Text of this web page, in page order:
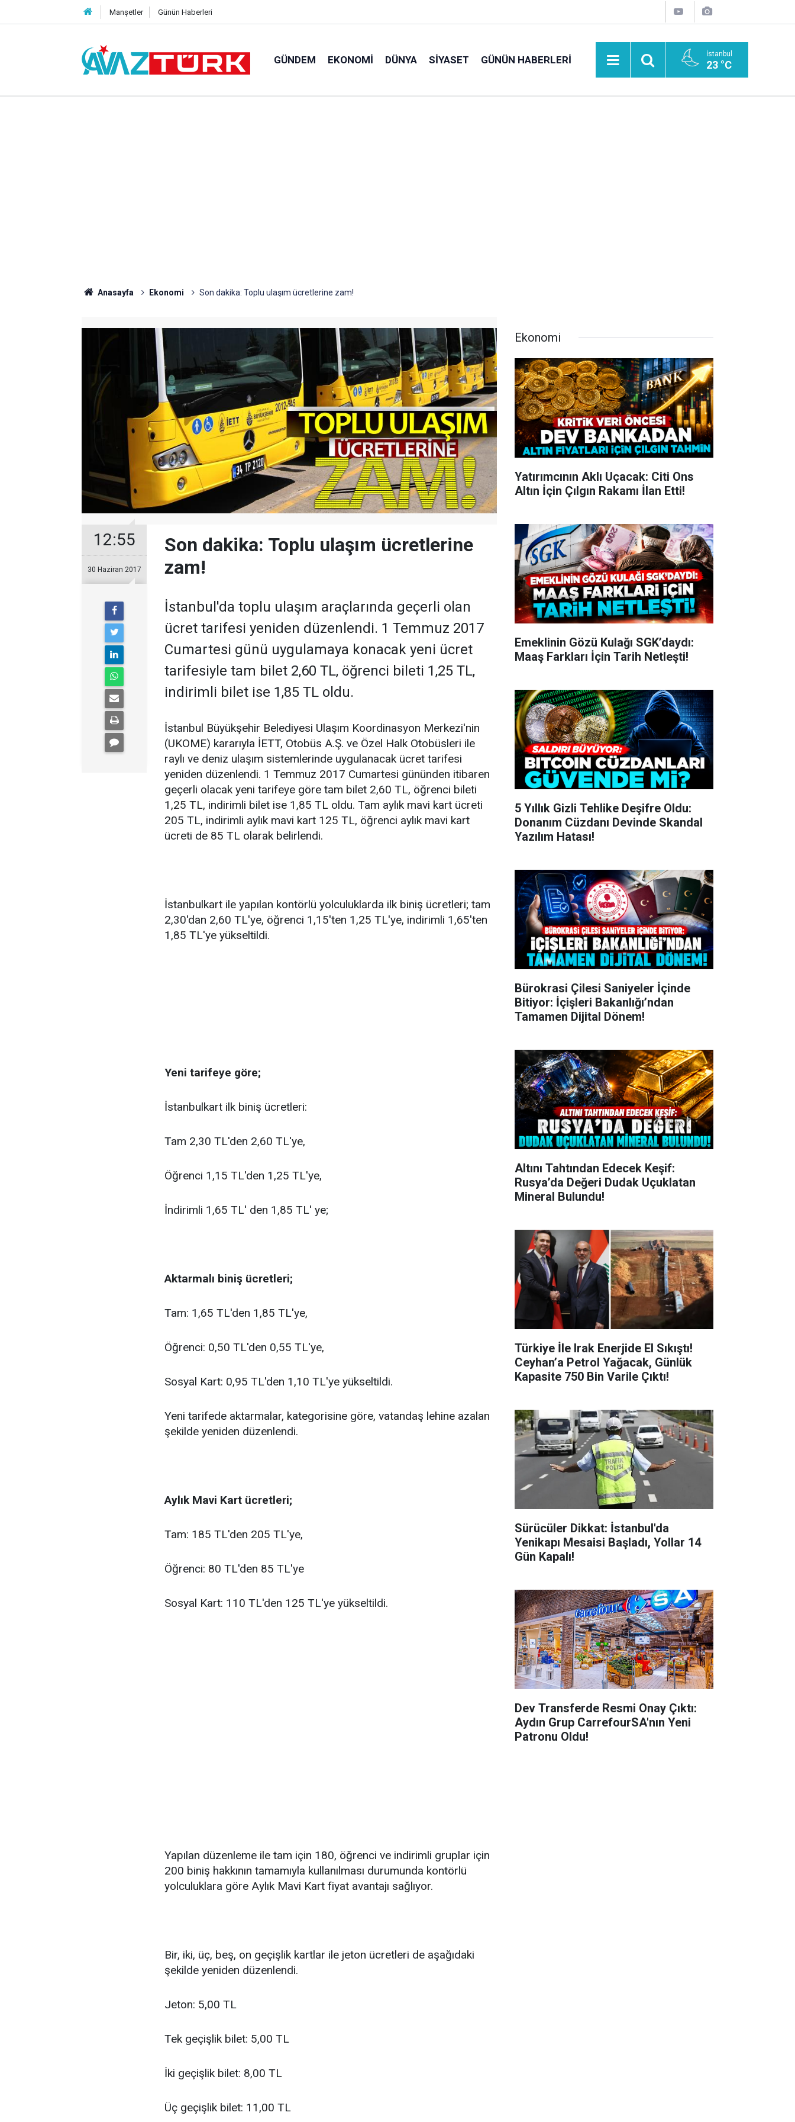
Manşetler Günün Haberleri
GÜNDEM EKONOMI DÜNYA SIYASET GÜNÜN HABERLERI İstanbul
23 °C
Anasayfa Ekonomi Son dakika: Toplu ulaşım ücretlerine zam!
12:55
30 Haziran 2017
Son dakika: Toplu ulaşım ücretlerine
zam!
İstanbul'da toplu ulaşım araçlarında geçerli olan
ücret tarifesi yeniden düzenlendi. 1 Temmuz 2017
Cumartesi günü uygulamaya konacak yeni ücret
tarifesiyle tam bilet 2,60 TL, öğrenci bileti 1,25 TL,
indirimli bilet ise 1,85 TL oldu.
İstanbul Büyükşehir Belediyesi Ulaşım Koordinasyon Merkezi'nin
(UKOME) kararıyla İETT, Otobüs A.Ş. ve Özel Halk Otobüsleri ile
raylı ve deniz ulaşım sistemlerinde uygulanacak ücret tarifesi
yeniden düzenlendi. 1 Temmuz 2017 Cumartesi gününden itibaren
geçerli olacak yeni tarifeye göre tam bilet 2,60 TL, öğrenci bileti
1,25 TL, indirimli bilet ise 1,85 TL oldu. Tam aylık mavi kart ücreti
205 TL, indirimli aylık mavi kart 125 TL, öğrenci aylık mavi kart
ücreti de 85 TL olarak belirlendi.
İstanbulkart ile yapılan kontörlü yolculuklarda ilk biniş ücretleri; tam
2,30'dan 2,60 TL'ye, öğrenci 1,15'ten 1,25 TL'ye, indirimli 1,65'ten
1,85 TL'ye yükseltildi.
Yeni tarifeye göre;
İstanbulkart ilk biniş ücretleri:
Tam 2,30 TL'den 2,60 TL'ye,
Öğrenci 1,15 TL'den 1,25 TL'ye,
İndirimli 1,65 TL' den 1,85 TL' ye;
Aktarmalı biniş ücretleri;
Tam: 1,65 TL'den 1,85 TL'ye,
Öğrenci: 0,50 TL'den 0,55 TL'ye,
Sosyal Kart: 0,95 TL'den 1,10 TL'ye yükseltildi.
Yeni tarifede aktarmalar, kategorisine göre, vatandaş lehine azalan
şekilde yeniden düzenlendi.
Aylık Mavi Kart ücretleri;
Tam: 185 TL'den 205 TL'ye,
Öğrenci: 80 TL'den 85 TL'ye
Sosyal Kart: 110 TL'den 125 TL'ye yükseltildi.
Yapılan düzenleme ile tam için 180, öğrenci ve indirimli gruplar için
200 biniş hakkının tamamıyla kullanılması durumunda kontörlü
yolculuklara göre Aylık Mavi Kart fiyat avantajı sağlıyor.
Bir, iki, üç, beş, on geçişlik kartlar ile jeton ücretleri de aşağıdaki
şekilde yeniden düzenlendi.
Jeton: 5,00 TL
Tek geçişlik bilet: 5,00 TL
İki geçişlik bilet: 8,00 TL
Üç geçişlik bilet: 11,00 TL
Ekonomi
Yatırımcının Aklı Uçacak: Citi Ons
Altın İçin Çılgın Rakamı İlan Etti!
Emeklinin Gözü Kulağı SGK’daydı:
Maaş Farkları İçin Tarih Netleşti!
5 Yıllık Gizli Tehlike Deşifre Oldu:
Donanım Cüzdanı Devinde Skandal
Yazılım Hatası!
Bürokrasi Çilesi Saniyeler İçinde
Bitiyor: İçişleri Bakanlığı’ndan
Tamamen Dijital Dönem!
Altını Tahtından Edecek Keşif:
Rusya’da Değeri Dudak Uçuklatan
Mineral Bulundu!
Türkiye İle Irak Enerjide El Sıkıştı!
Ceyhan’a Petrol Yağacak, Günlük
Kapasite 750 Bin Varile Çıktı!
Sürücüler Dikkat: İstanbul'da
Yenikapı Mesaisi Başladı, Yollar 14
Gün Kapalı!
Dev Transferde Resmi Onay Çıktı:
Aydın Grup CarrefourSA'nın Yeni
Patronu Oldu!